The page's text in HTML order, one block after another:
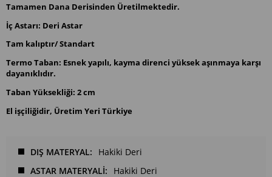
Tamamen Dana Derisinden Üretilmektedir.
İç Astarı: Deri Astar
Tam kalıptır/ Standart
Termo Taban: Esnek yapılı, kayma direnci yüksek aşınmaya karşı
dayanıklıdır.
Taban Yüksekliği: 2 cm
El işçiliğidir, Üretim Yeri Türkiye
DIŞ MATERYAL
Hakiki Deri
ASTAR MATERYALİ
Hakiki Deri